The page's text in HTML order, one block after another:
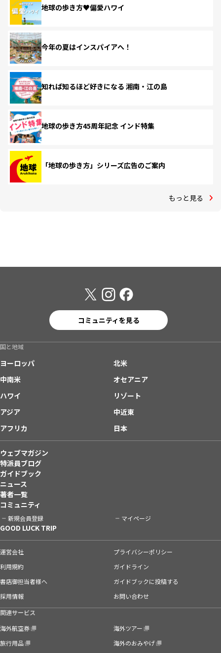
地球の歩き方♥偏愛ハワイ
今年の夏はインスパイアへ！
知れば知るほど好きになる 湘南・江の島
地球の歩き方45周年記念 インド特集
「地球の歩き方」シリーズ広告のご案内
もっと見る
コミュニティを見る
国と地域
ヨーロッパ
北米
中南米
オセアニア
ハワイ
リゾート
アジア
中近東
アフリカ
日本
ウェブマガジン
特派員ブログ
ガイドブック
ニュース
著者一覧
コミュニティ
新規会員登録 マイページ
GOOD LUCK TRIP
運営会社
プライバシーポリシー
利用規約
ガイドライン
書店御担当者様へ
ガイドブックに投稿する
採用情報
お問い合わせ
関連サービス
海外航空券
海外ツアー
旅行用品
海外のおみやげ